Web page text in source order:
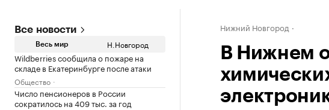
Все новости
Весь мир Н.Новгород
Wildberries сообщила о пожаре на
складе в Екатеринбурге после атаки
Общество
Число пенсионеров в России
сократилось на 409 тыс. за год
Нижний Новгород
В Нижнем